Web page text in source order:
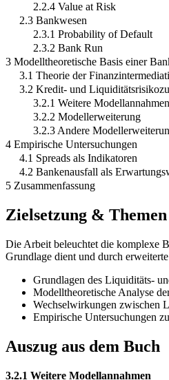
2.2.4 Value at Risk
2.3 Bankwesen
2.3.1 Probability of Default
2.3.2 Bank Run
3 Modelltheoretische Basis einer
3.1 Theorie der
3.2 Kredit- und
3.2.1 Weitere Modellannahmen
3.2.2 Modellerweiterung
3.2.3 Andere
4 Empirische Untersuchungen
4.1 Spreads als Indikatoren
4.2 Bankenausfall als
5 Zusammenfassung
Zielsetzung & Themen
Die Arbeit beleuchtet die komplexe
Grundlage dient und durch
Grundlagen des Liquiditäts-
Modelltheoretische Analyse
Wechselwirkungen zwischen
Empirische Untersuchungen
Auszug aus dem Buch
3.2.1 Weitere Modellannahmen